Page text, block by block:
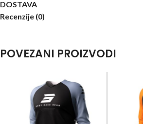
DOSTAVA
Recenzije (0)
POVEZANI PROIZVODI